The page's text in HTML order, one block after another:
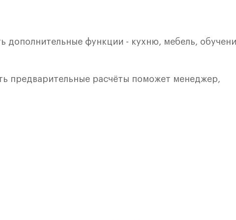
дополнительные функции - кухню, мебель,
предварительные расчёты поможет менеджер,
1) в ЖК «Рублевский Квартал» от группы